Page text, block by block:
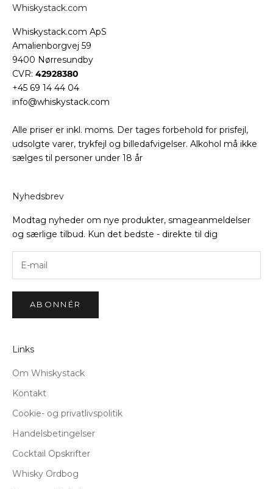
Whiskystack.com
Whiskystack.com ApS
Amalienborgvej 59
9400 Nørresundby
CVR: 42928380
+45 69 14 44 04
info@whiskystack.com
Alle priser er inkl. moms. Der tages forbehold for prisfejl,
udsolgte varer, trykfejl og billedafvigelser. Alkohol må ikke
sælges til personer under 18 år
Nyhedsbrev
Modtag nyheder om nye produkter, smageanmeldelser
og særlige tilbud. Kun det bedste - direkte til dig
ABONNÉR
Links
Om Whiskystack
Kontakt
Cookie- og privatlivspolitik
Handelsbetingelser
Cocktail Opskrifter
Whisky Ordbog